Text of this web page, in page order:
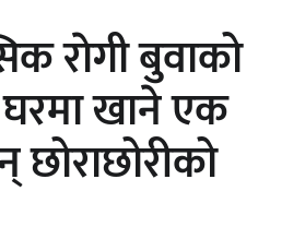
नाममा गलत गतिविधि गर्ने थापा प्रहरी
राेगी बुवाको
खाने एक
छोराछोरीको